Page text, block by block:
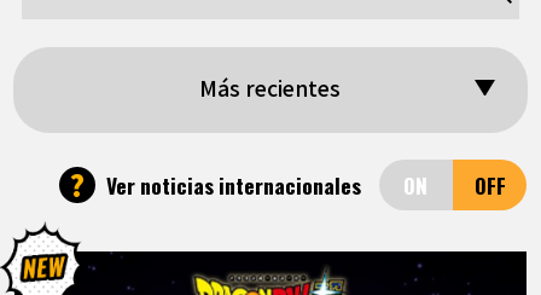
ARTÍCULOS
LANGUAGE
JP
EN FR DE
Más recientes
? Ver noticias internacionales